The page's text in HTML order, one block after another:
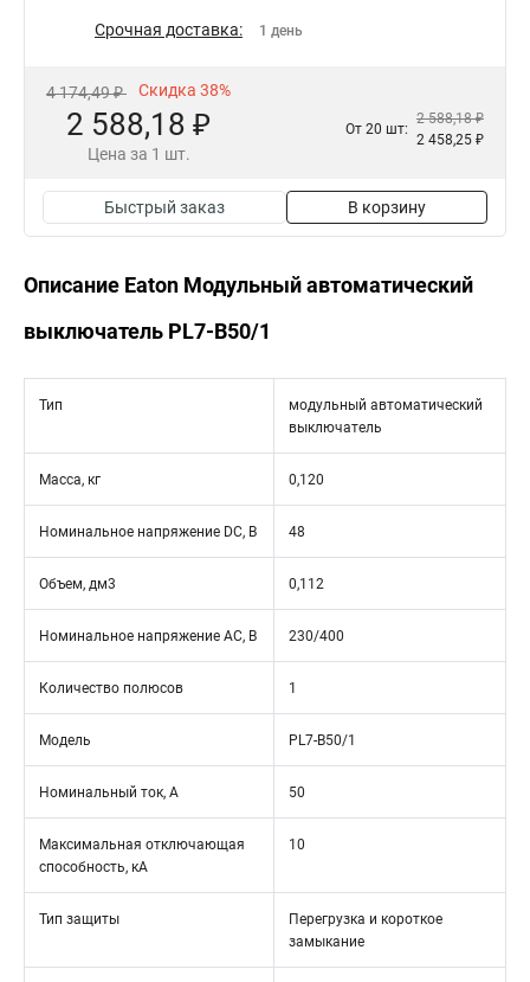
Срочная доставка: 1 день
4 174,49 ₽ Скидка 38%
2 588,18 ₽
Цена за 1 шт.
От 20 шт:
2 588,18 ₽
2 458,25 ₽
Быстрый заказ В корзину
Описание Eaton Модульный автоматический
выключатель PL7-B50/1
Тип
модульный автоматический
выключатель
Масса, кг 0,120
Номинальное напряжение DC, В 48
Объем, дм3 0,112
Номинальное напряжение АС, В 230/400
Количество полюсов 1
Модель PL7-B50/1
Номинальный ток, А 50
Максимальная отключающая
способность, кА
10
Тип защиты
Перегрузка и короткое
замыкание